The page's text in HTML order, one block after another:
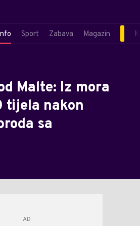
Sport Zabava Magazin
Malte: Iz mora
tijela nakon
sa